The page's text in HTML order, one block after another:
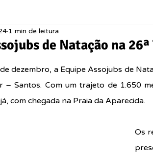
Notícias
de Natação na
1 min de leitura
dezembro, a Equipe Assojubs de
– Santos. Com um trajeto de 1.650
com chegada na Praia da Aparecida.
Os